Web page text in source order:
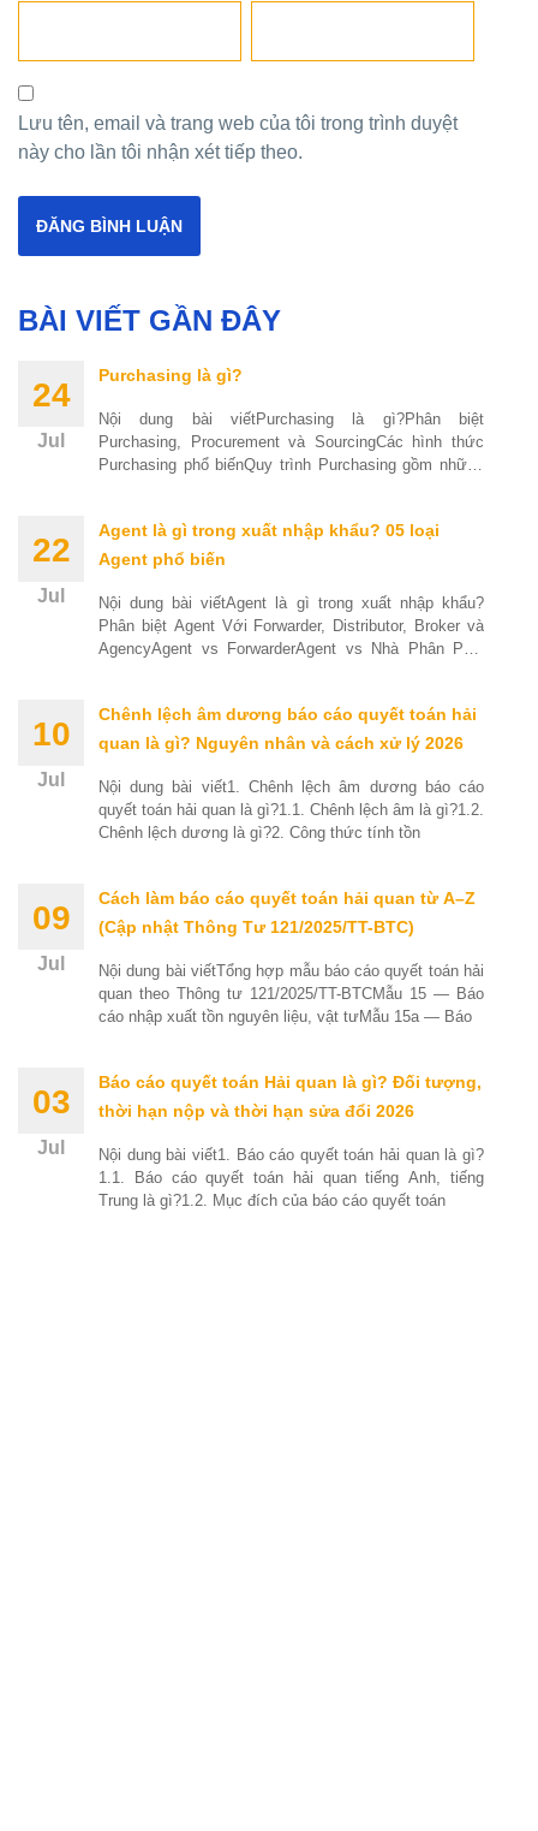
Lưu tên, email và trang web của tôi trong trình duyệt
này cho lần tôi nhận xét tiếp theo.
BÀI VIẾT GẦN ĐÂY
24
Jul
Purchasing là gì?
Nội dung bài viếtPurchasing là gì?Phân biệt
Purchasing, Procurement và SourcingCác hình thức
Purchasing phổ biếnQuy trình Purchasing gồm những
22
Jul
Agent là gì trong xuất nhập khẩu? 05 loại
Agent phổ biến
Nội dung bài viếtAgent là gì trong xuất nhập khẩu?
Phân biệt Agent Với Forwarder, Distributor, Broker và
AgencyAgent vs ForwarderAgent vs Nhà Phân Phối
10
Jul
Chênh lệch âm dương báo cáo quyết toán hải
quan là gì? Nguyên nhân và cách xử lý 2026
Nội dung bài viết1. Chênh lệch âm dương báo cáo
quyết toán hải quan là gì?1.1. Chênh lệch âm là gì?1.2.
Chênh lệch dương là gì?2. Công thức tính tồn
09
Jul
Cách làm báo cáo quyết toán hải quan từ A–Z
(Cập nhật Thông Tư 121/2025/TT-BTC)
Nội dung bài viếtTổng hợp mẫu báo cáo quyết toán hải
quan theo Thông tư 121/2025/TT-BTCMẫu 15 — Báo
cáo nhập xuất tồn nguyên liệu, vật tưMẫu 15a — Báo
03
Jul
Báo cáo quyết toán Hải quan là gì? Đối tượng,
thời hạn nộp và thời hạn sửa đổi 2026
Nội dung bài viết1. Báo cáo quyết toán hải quan là gì?
1.1. Báo cáo quyết toán hải quan tiếng Anh, tiếng
Trung là gì?1.2. Mục đích của báo cáo quyết toán